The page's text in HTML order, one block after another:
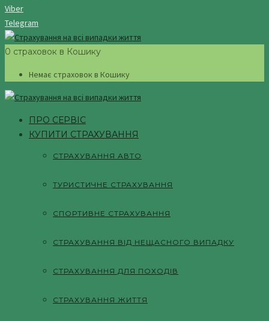
Viber
Telegram
0 страховок в Кошику
Немає страховок в Кошику
ПРО СЕРВІС
КУПИТИ СТРАХУВАННЯ
СТРАХУВАННЯ АВТО
ТУРИСТИЧНЕ СТРАХУВАННЯ
СПОРТИВНЕ СТРАХУВАННЯ
СТРАХУВАННЯ ВІД НЕЩАСНОГО ВИПАДКУ
СТРАХУВАННЯ ДЛЯ ПОХОДІВ
СТРАХУВАННЯ ЖИТТЯ